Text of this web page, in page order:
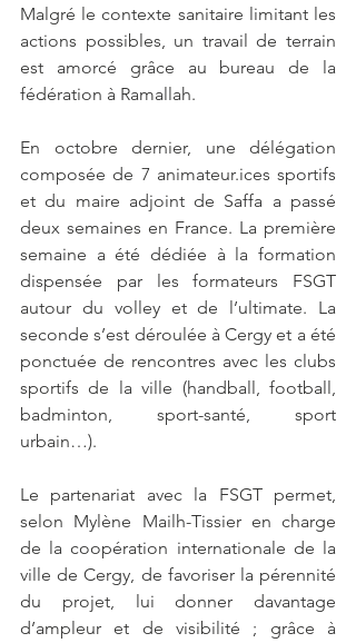
Malgré le contexte sanitaire limitant les
actions possibles, un travail de terrain
est amorcé grâce au bureau de la
fédération à Ramallah.
En octobre dernier, une délégation
composée de 7 animateur.ices sportifs
et du maire adjoint de Saffa a passé
deux semaines en France. La première
semaine a été dédiée à la formation
dispensée par les formateurs FSGT
autour du volley et de l’ultimate. La
seconde s’est déroulée à Cergy et a été
ponctuée de rencontres avec les clubs
sportifs de la ville (handball, football,
badminton, sport-santé, sport
urbain…).
Le partenariat avec la FSGT permet,
selon Mylène Mailh-Tissier en charge
de la coopération internationale de la
ville de Cergy, de favoriser la pérennité
du projet, lui donner davantage
d’ampleur et de visibilité ; grâce à